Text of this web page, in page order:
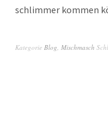
schlimmer kommen
Kategorie Blog, Mischmasch